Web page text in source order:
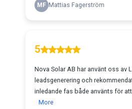
MF Mattias Fagerström
5
Nova Solar AB har använt oss av
leadsgenerering och
inledande fas både använts för
More